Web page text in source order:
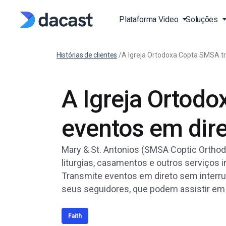
Plataforma Video
Plataforma de
Vivo
Plataforma de Vídeo
(OVP)
Over-the-Top (OTT)
Video on Demand
RTPM Streaming
Soluções
Vivo Aulas de Fitness ao
Transmita Desportos ao
Produção e Publicação
Igrejas e Casas de Culto
Governos e Municípios
Documentação API de
EN
Documentação API do
EN
SDK EN
Imprensa EN
Estudo de Casos EN
FAQ EN
Histórias de clientes /A Igreja Ortodoxa Copta SMSA
A Igreja
eventos em
Mary & St. Antonios (SMSA Coptic
liturgias, casamentos e outros serviços
Transmite eventos em direto sem
seus seguidores, que podem assistir
Faith